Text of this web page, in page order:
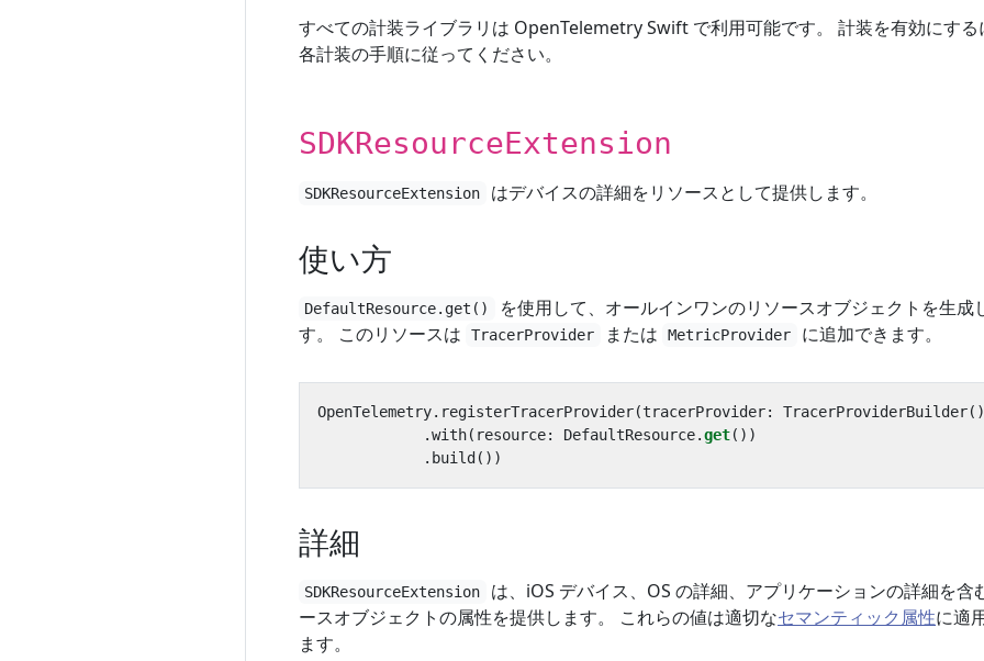
すべての計装ライブラリは OpenTelemetry Swift で利用可能です。 計装を有効にする
各計装の手順に従ってください。
SDKResourceExtension
SDKResourceExtension はデバイスの詳細をリソースとして提供します。
使い方
DefaultResource.get()
を使用して、オールインワンのリソースオブジェクトを生成
す。 このリソースは
TracerProvider または MetricProvider に追加できます。
OpenTelemetry. registerTracerProvider(tracerProvider: TracerProviderBuilder()
.with( resource: DefaultResource.get())
. build ())
詳細
SDKResourceExtension
は、iOS デバイス、OS の詳細、アプリケーションの詳細を含
ースオブジェクトの属性を提供します。 これらの値は適切なセマンティック属性に適
ます。